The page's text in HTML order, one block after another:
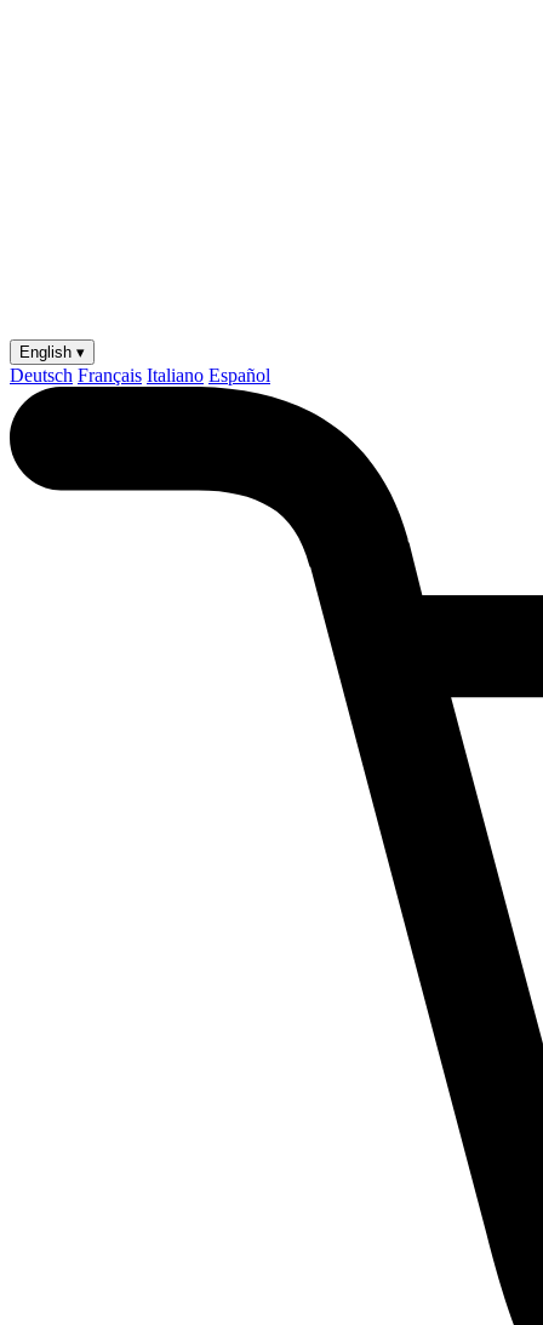
English ▾
Deutsch Français Italiano Español